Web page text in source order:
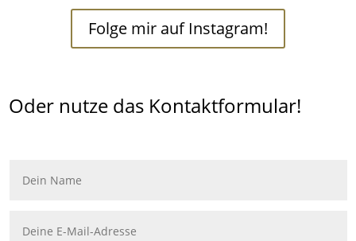
Folge mir auf Instagram!
Oder nutze das Kontaktformular!